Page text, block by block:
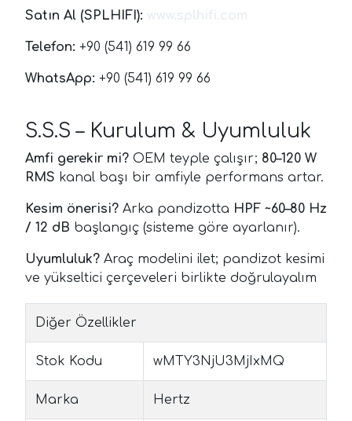
Satın Al (SPLHIFI):
Telefon: +90 (541) 619 99 66
WhatsApp: +90 (541) 619 99 66
S.S.S – Kurulum & Uyumluluk
Amfi gerekir mi? OEM teyple çalışır; 80–120 W
RMS kanal başı bir amfiyle performans artar.
Kesim önerisi? Arka pandizotta HPF ~60–80 Hz
/ 12 dB başlangıç (sisteme göre ayarlanır).
Uyumluluk? Araç modelini ilet; pandizot kesimi
ve yükseltici çerçeveleri birlikte doğrulayalım
Diğer Özellikler
Stok Kodu wMTY3NjU3MjIxMQ
Marka Hertz